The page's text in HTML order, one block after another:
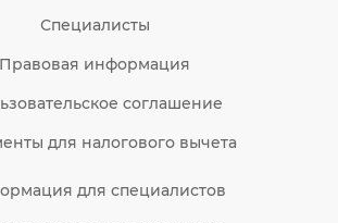
Специалисты
Правовая информация
соглашение
для налогового вычета
для специалистов